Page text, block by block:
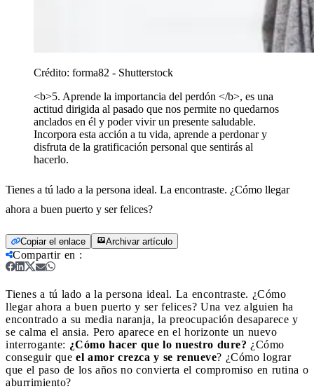
Crédito: forma82 - Shutterstock
<b>5. Aprende la importancia del perdón </b>, es una
actitud dirigida al pasado que nos permite no quedarnos
anclados en él y poder vivir un presente saludable.
Incorpora esta acción a tu vida, aprende a perdonar y
disfruta de la gratificación personal que sentirás al
hacerlo.
Tienes a tú lado a la persona ideal. La encontraste. ¿Cómo llegar
ahora a buen puerto y ser felices?
Copiar el enlace Archivar artículo
Compartir en :
Tienes a tú lado a la persona ideal. La encontraste. ¿Cómo
llegar ahora a buen puerto y ser felices? Una vez alguien ha
encontrado a su media naranja, la preocupación desaparece y
se calma el ansia. Pero aparece en el horizonte un nuevo
interrogante: ¿Cómo hacer que lo nuestro dure? ¿Cómo
conseguir que el amor crezca y se renueve? ¿Cómo lograr
que el paso de los años no convierta el compromiso en rutina o
aburrimiento?